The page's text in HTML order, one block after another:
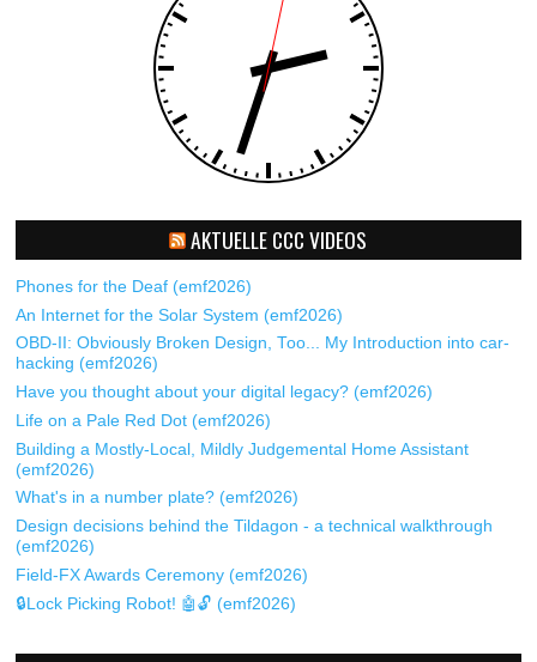
AKTUELLE CCC VIDEOS
Phones for the Deaf (emf2026)
An Internet for the Solar System (emf2026)
OBD-II: Obviously Broken Design, Too... My Introduction into car-
hacking (emf2026)
Have you thought about your digital legacy? (emf2026)
Life on a Pale Red Dot (emf2026)
Building a Mostly-Local, Mildly Judgemental Home Assistant
(emf2026)
What's in a number plate? (emf2026)
Design decisions behind the Tildagon - a technical walkthrough
(emf2026)
Field-FX Awards Ceremony (emf2026)
🔒Lock Picking Robot! 🤖🔓 (emf2026)